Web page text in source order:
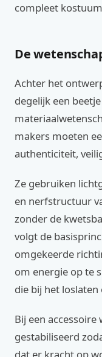
compleet
De
Achter het
degelijk een
makers moeten
authenticiteit,
Ze gebruiken
en nerfstructuur
zonder de
volgt de
omgekeerde
om energie op te
die bij het
Bij een
gestabiliseerd